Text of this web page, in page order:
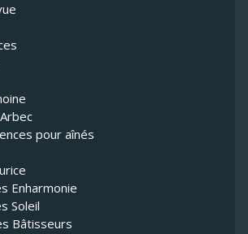
pour aînés
Enharmonie
Soleil
Bâtisseurs